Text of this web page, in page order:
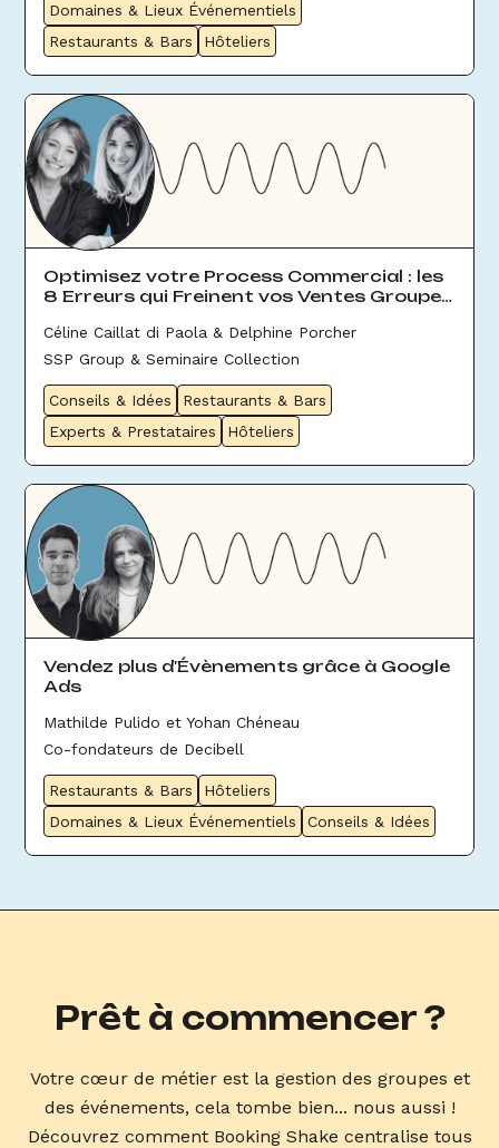
Domaines & Lieux Événementiels
Restaurants & Bars
Hôteliers
Optimisez votre Process Commercial : les
8 Erreurs qui Freinent vos Ventes Groupes
Céline Caillat di Paola & Delphine Porcher
SSP Group & Seminaire Collection
Conseils & Idées
Restaurants & Bars
Experts & Prestataires
Hôteliers
Vendez plus d'Évènements grâce à Google
Ads
Mathilde Pulido et Yohan Chéneau
Co-fondateurs de Decibell
Restaurants & Bars
Hôteliers
Domaines & Lieux Événementiels
Conseils & Idées
Prêt à commencer ?
Votre cœur de métier est la gestion des groupes et
des événements, cela tombe bien... nous aussi !
Découvrez comment Booking Shake centralise tous